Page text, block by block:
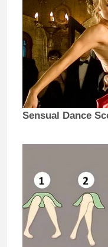
Sensual Dance